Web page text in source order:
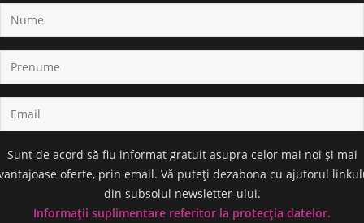
Sunt de acord să fiu informat gratuit asupra celor mai noi și mai
oferte, prin email. Vă puteți dezabona cu ajutorul
din subsolul newsletter-ului.
Informații suplimentare referitor la protecția datelor.